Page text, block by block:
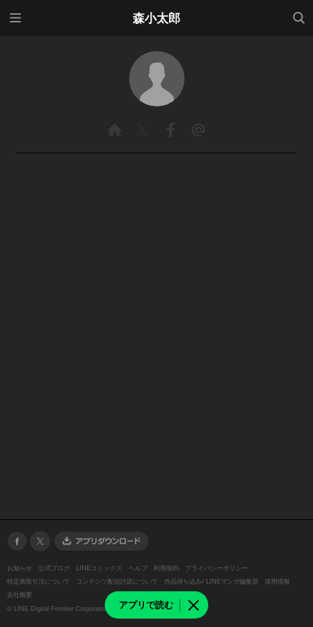
森小太郎
検索
アプリで読む
お知らせ 公式ブログ LINEコミックス ヘルプ 利用規約
プライバシーポリシー
特定商取引法について
コンテンツ配信許諾について 作品持ち込み/ LINEマンガ編集部
採用情報
会社概要
© LINE Digital Frontier Corporation